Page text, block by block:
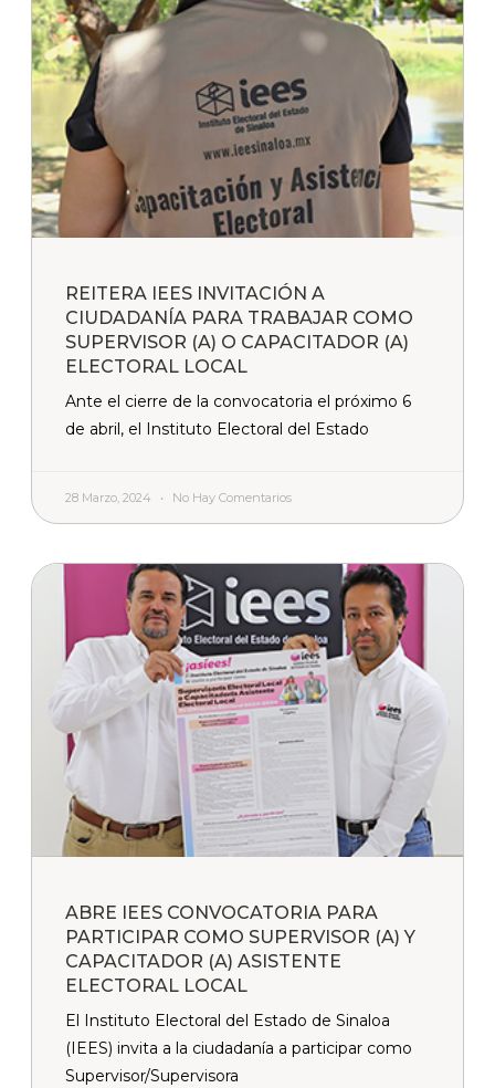
REITERA IEES INVITACIÓN A
CIUDADANÍA PARA TRABAJAR COMO
SUPERVISOR (A) O CAPACITADOR (A)
ELECTORAL LOCAL
Ante el cierre de la convocatoria el próximo 6
de abril, el Instituto Electoral del Estado
28 Marzo, 2024 No Hay Comentarios
ABRE IEES CONVOCATORIA PARA
PARTICIPAR COMO SUPERVISOR (A) Y
CAPACITADOR (A) ASISTENTE
ELECTORAL LOCAL
El Instituto Electoral del Estado de Sinaloa
(IEES) invita a la ciudadanía a participar como
Supervisor/Supervisora